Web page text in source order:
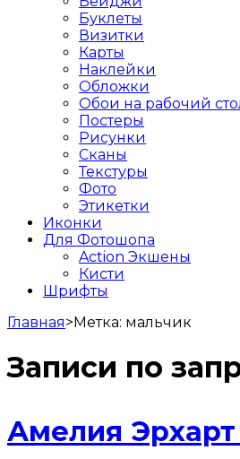
Буклеты
Визитки
Карты
Наклейки
Обложки
Обои на рабочий
Постеры
Рисунки
Сканы
Текстуры
Фото
Этикетки
Иконки
Для Фотошопа
Action Экшены
Кисти
Шрифты
Главная>Метка: мальчик
Записи по
Амелия